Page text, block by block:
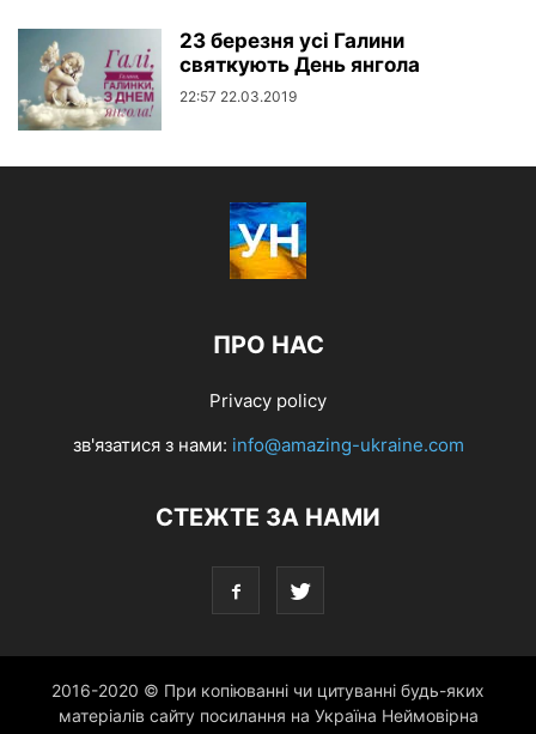
23 березня усі Галини
святкують День янгола
22:57 22.03.2019
ПРО НАС
Privacy policy
зв'язатися з нами: info@amazing-ukraine.com
СТЕЖТЕ ЗА НАМИ
2016-2020 © При копіюванні чи цитуванні будь-яких
матеріалів сайту посилання на Україна Неймовірна